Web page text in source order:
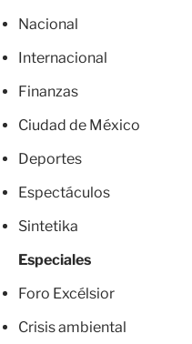
Nacional
Internacional
Finanzas
Ciudad de México
Deportes
Espectáculos
Sintetika
Especiales
Foro Excélsior
Crisis ambiental